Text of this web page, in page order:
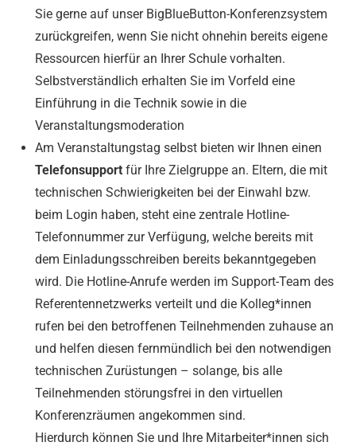
Sie gerne auf unser BigBlueButton-Konferenzsystem
zurückgreifen, wenn Sie nicht ohnehin bereits eigene
Ressourcen hierfür an Ihrer Schule vorhalten.
Selbstverständlich erhalten Sie im Vorfeld eine
Einführung in die Technik sowie in die
Veranstaltungsmoderation
Am Veranstaltungstag selbst bieten wir Ihnen einen
Telefonsupport für Ihre Zielgruppe an. Eltern, die mit
technischen Schwierigkeiten bei der Einwahl bzw.
beim Login haben, steht eine zentrale Hotline-
Telefonnummer zur Verfügung, welche bereits mit
dem Einladungsschreiben bereits bekanntgegeben
wird. Die Hotline-Anrufe werden im Support-Team des
Referentennetzwerks verteilt und die Kolleg*innen
rufen bei den betroffenen Teilnehmenden zuhause an
und helfen diesen fernmündlich bei den notwendigen
technischen Zurüstungen – solange, bis alle
Teilnehmenden störungsfrei in den virtuellen
Konferenzräumen angekommen sind.
Hierdurch können Sie und Ihre Mitarbeiter*innen sich